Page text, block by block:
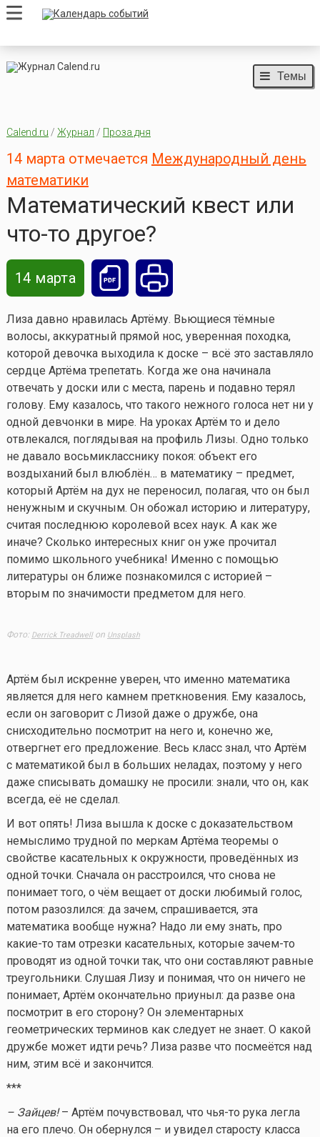
Темы
Calend.ru / Журнал / Проза дня
14 марта отмечается Международный день
математики
Математический квест или
что-то другое?
14 марта
Лиза давно нравилась Артёму. Вьющиеся тёмные
волосы, аккуратный прямой нос, уверенная походка,
которой девочка выходила к доске – всё это заставляло
сердце Артёма трепетать. Когда же она начинала
отвечать у доски или с места, парень и подавно терял
голову. Ему казалось, что такого нежного голоса нет ни у
одной девчонки в мире. На уроках Артём то и дело
отвлекался, поглядывая на профиль Лизы. Одно только
не давало восьмикласснику покоя: объект его
воздыханий был влюблён… в математику – предмет,
который Артём на дух не переносил, полагая, что он был
ненужным и скучным. Он обожал историю и литературу,
считая последнюю королевой всех наук. А как же
иначе? Сколько интересных книг он уже прочитал
помимо школьного учебника! Именно с помощью
литературы он ближе познакомился с историей –
вторым по значимости предметом для него.
Фото: Derrick Treadwellon Unsplash
Артём был искренне уверен, что именно математика
является для него камнем преткновения. Ему казалось,
если он заговорит с Лизой даже о дружбе, она
снисходительно посмотрит на него и, конечно же,
отвергнет его предложение. Весь класс знал, что Артём
с математикой был в больших неладах, поэтому у него
даже списывать домашку не просили: знали, что он, как
всегда, её не сделал.
И вот опять! Лиза вышла к доске с доказательством
немыслимо трудной по меркам Артёма теоремы о
свойстве касательных к окружности, проведённых из
одной точки. Сначала он расстроился, что снова не
понимает того, о чём вещает от доски любимый голос,
потом разозлился: да зачем, спрашивается, эта
математика вообще нужна? Надо ли ему знать, про
какие-то там отрезки касательных, которые зачем-то
проводят из одной точки так, что они составляют равные
треугольники. Слушая Лизу и понимая, что он ничего не
понимает, Артём окончательно приуныл: да разве она
посмотрит в его сторону? Он элементарных
геометрических терминов как следует не знает. О какой
дружбе может идти речь? Лиза разве что посмеётся над
ним, этим всё и закончится.
***
– Зайцев!– Артём почувствовал, что чья-то рука легла
на его плечо. Он обернулся – и увидел старосту класса